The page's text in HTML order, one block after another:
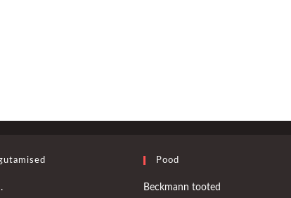
Pood
Beckmann tooted